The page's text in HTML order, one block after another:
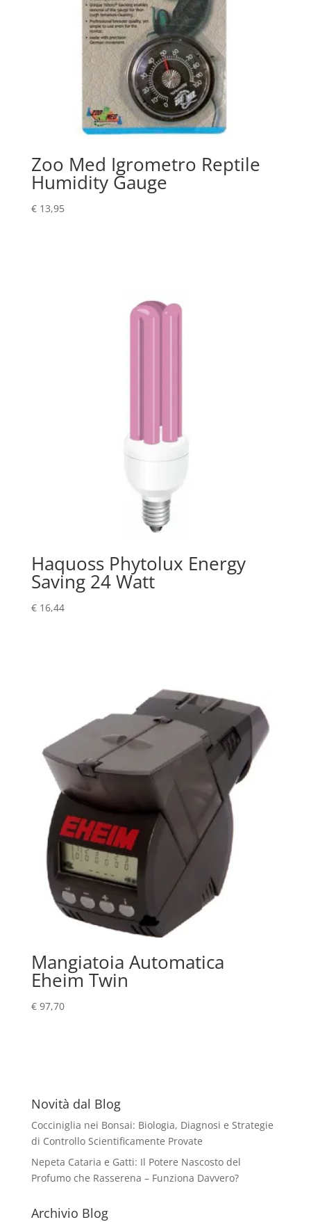
Zoo Med Igrometro Reptile
Humidity Gauge
€13,95
Haquoss Phytolux Energy
Saving 24 Watt
€16,44
Mangiatoia Automatica
Eheim Twin
€97,70
Novità dal Blog
Cocciniglia nei Bonsai: Biologia, Diagnosi e Strategie
di Controllo Scientificamente Provate
Nepeta Cataria e Gatti: Il Potere Nascosto del
Profumo che Rasserena – Funziona Davvero?
Archivio Blog